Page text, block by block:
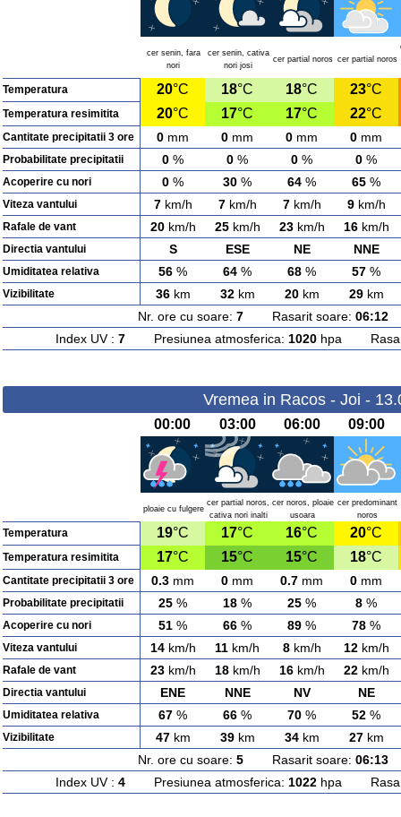
cer senin, fara
nori
cer senin, cativa
nori josi
cer partial noros cer partial noros
Temperatura 20°C 18°C 18°C 23°C
Temperatura resimitita 20°C 17°C 17°C 22°C
Cantitate precipitatii 3 ore 0 mm 0 mm 0 mm 0 mm
Probabilitate precipitatii 0 % 0 % 0 % 0 %
Acoperire cu nori 0 % 30 % 64 % 65 %
Viteza vantului 7km/h 7km/h 7km/h 9km/h
Rafale de vant 20km/h 25km/h 23km/h 16km/h
Directia vantului S ESE NE NNE
Umiditatea relativa 56 % 64 % 68 % 57 %
Vizibilitate 36km 32km 20km 29km
Nr. ore cu soare: 7Rasarit soare: 06:12
Index UV : 7Presiunea atmosferica: 1020hpa
Vremea in Racos - Joi -
00:00 03:00 06:00 09:00
ploaie cu fulgere
cer partial noros,
cativa nori inalti
cer noros, ploaie
usoara
cer predominant
noros
Temperatura 19°C 17°C 16°C 20°C
Temperatura resimitita 17°C 15°C 15°C 18°C
Cantitate precipitatii 3 ore 0.3 mm 0 mm 0.7 mm 0 mm
Probabilitate precipitatii 25 % 18 % 25 % 8 %
Acoperire cu nori 51 % 66 % 89 % 78 %
Viteza vantului 14km/h 11 km/h 8km/h 12km/h
Rafale de vant 23km/h 18km/h 16km/h 22km/h
Directia vantului ENE NNE NV NE
Umiditatea relativa 67 % 66 % 70 % 52 %
Vizibilitate 47km 39km 34km 27km
Nr. ore cu soare: 5Rasarit soare: 06:13
Index UV : 4Presiunea atmosferica: 1022hpa